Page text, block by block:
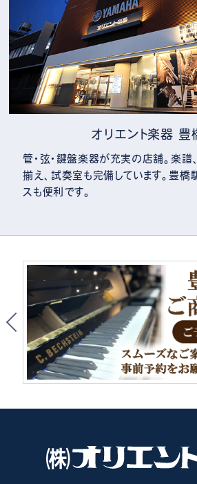
オリエント楽器 豊
管・弦・鍵盤楽器が充実の店舗。楽譜
揃え、試奏室も完備しています。豊橋
スも便利です。